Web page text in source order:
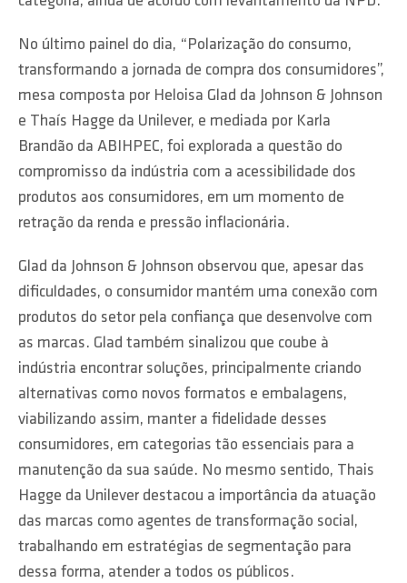
No último painel do dia, “Polarização do consumo,
transformando a jornada de compra dos consumidores”,
mesa composta por Heloisa Glad da Johnson & Johnson
e Thaís Hagge da Unilever, e mediada por Karla
Brandão da ABIHPEC, foi explorada a questão do
compromisso da indústria com a acessibilidade dos
produtos aos consumidores, em um momento de
retração da renda e pressão inflacionária.
Glad da Johnson & Johnson observou que, apesar das
dificuldades, o consumidor mantém uma conexão com
produtos do setor pela confiança que desenvolve com
as marcas. Glad também sinalizou que coube à
indústria encontrar soluções, principalmente criando
alternativas como novos formatos e embalagens,
viabilizando assim, manter a fidelidade desses
consumidores, em categorias tão essenciais para a
manutenção da sua saúde. No mesmo sentido, Thais
Hagge da Unilever destacou a importância da atuação
das marcas como agentes de transformação social,
trabalhando em estratégias de segmentação para
dessa forma, atender a todos os públicos.